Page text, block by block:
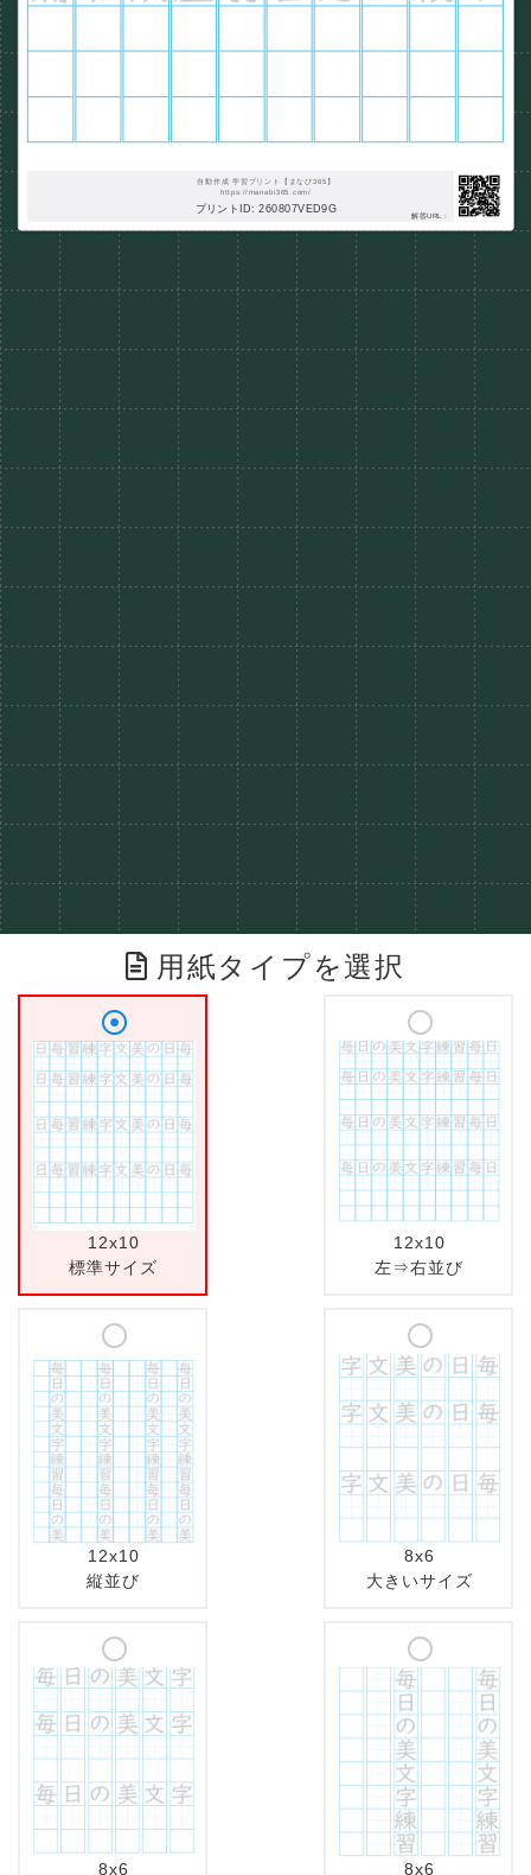
自動作成 学習プリント【まなび365】
https://manabi365.com/
プリントID: 260807VED9G
解答URL :
用紙タイプを選択
12x10
標準サイズ
12x10
左⇒右並び
12x10
縦並び
8x6
大きいサイズ
8x6 8x6